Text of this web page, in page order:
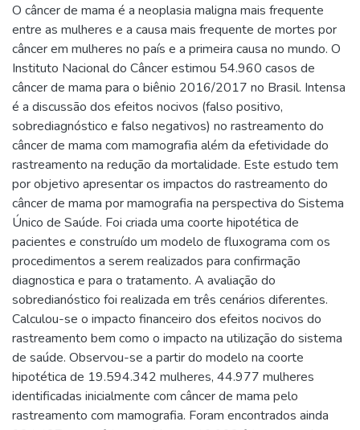
O câncer de mama é a neoplasia maligna mais frequente
entre as mulheres e a causa mais frequente de mortes por
câncer em mulheres no país e a primeira causa no mundo. O
Instituto Nacional do Câncer estimou 54.960 casos de
câncer de mama para o biênio 2016/2017 no Brasil. Intensa
é a discussão dos efeitos nocivos (falso positivo,
sobrediagnóstico e falso negativos) no rastreamento do
câncer de mama com mamografia além da efetividade do
rastreamento na redução da mortalidade. Este estudo tem
por objetivo apresentar os impactos do rastreamento do
câncer de mama por mamografia na perspectiva do Sistema
Único de Saúde. Foi criada uma coorte hipotética de
pacientes e construído um modelo de fluxograma com os
procedimentos a serem realizados para confirmação
diagnostica e para o tratamento. A avaliação do
sobredianóstico foi realizada em três cenários diferentes.
Calculou-se o impacto financeiro dos efeitos nocivos do
rastreamento bem como o impacto na utilização do sistema
de saúde. Observou-se a partir do modelo na coorte
hipotética de 19.594.342 mulheres, 44.977 mulheres
identificadas inicialmente com câncer de mama pelo
rastreamento com mamografia. Foram encontrados ainda